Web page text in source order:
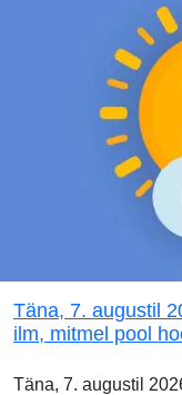
Täna, 7. augustil
ilm, mitmel pool
Täna, 7. augustil